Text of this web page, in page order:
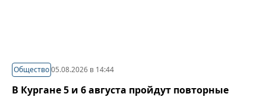
Общество05.08.2026 в 14:44
В Кургане 5 и 6 августа пройдут повторные